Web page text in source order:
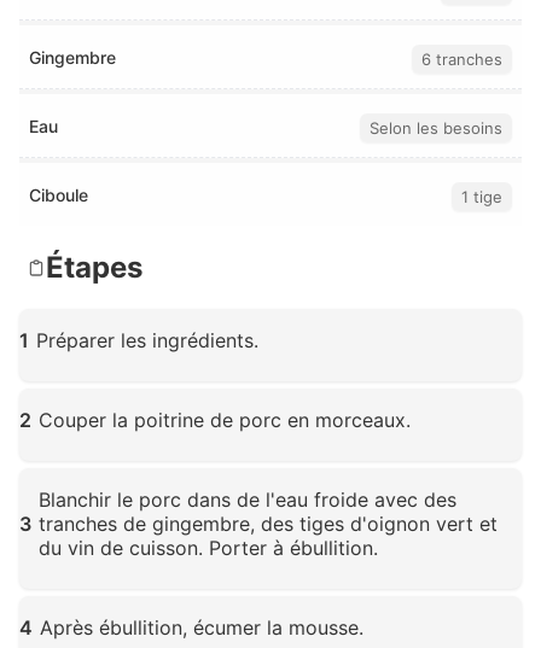
Gingembre 6 tranches
Eau Selon les besoins
Ciboule 1 tige
Étapes
1 Préparer les ingrédients.
2 Couper la poitrine de porc en morceaux.
3
Blanchir le porc dans de l'eau froide avec des
tranches de gingembre, des tiges d'oignon vert et
du vin de cuisson. Porter à ébullition.
4 Après ébullition, écumer la mousse.